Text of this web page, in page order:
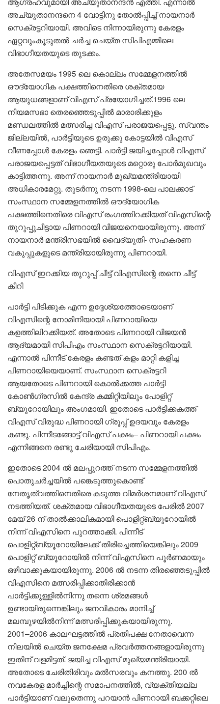
അച്യുതാനന്ദനെ 4 വോട്ടിനു തോൽപ്പിച്ച് നായനാർ
സെക്രട്ടറിയായി. അവിടെ നിന്നായിരുന്നു കേരളം
ഏറ്റവുംകൂടുതൽ ചർച്ച ചെയ്ത സിപിഎമ്മിലെ
വിഭാഗീയതയുടെ തുടക്കം.
അതേസമയം 1995 ലെ കൊല്ലം സമ്മേളനത്തിൽ
ഔദ്യോഗിക പക്ഷത്തിനെതിരെ ശക്തമായ
ആയുധങ്ങളാണ് വിഎസ് പ്രയോഗിച്ചത്.1996 ലെ
നിയമസഭാ തെരഞ്ഞെടുപ്പിൽ മാരാരിക്കുളം
മണ്ഡലത്തിൽ മത്സരിച്ച വിഎസ് പരാജയപ്പെട്ടു. സ്വന്തം
ജില്ലയിൽ, പാർട്ടിയുടെ ഉരുക്കു കോട്ടയിൽ വിഎസ്
വീണപ്പോൾ കേരളം ഞെട്ടി. പാർട്ടി ജയിച്ചപ്പോൾ വിഎസ്
പരാജയപ്പെട്ടത് വിഭാഗീയതയുടെ മറ്റൊരു പോർമുഖവും
കാട്ടിത്തന്നു. അന്ന് നായനാർ മുഖ്യമന്ത്രിയായി
അധികാരമേറ്റു. തുടർന്നു നടന്ന 1998-ലെ പാലക്കാട്
സംസ്ഥാന സമ്മേളനത്തിൽ ഔദ്യോഗിക
പക്ഷത്തിനെതിരെ വിഎസ് രംഗത്തിറക്കിയത് വിഎസിന്റെ
തുറുപ്പുചീട്ടായ പിണറായി വിജയനെയായിരുന്നു. അന്ന്
നായനാർ മന്ത്രിസഭയിൽ വൈദ്യുതി- സഹകരണ
വകുപ്പുകളുടെ മന്ത്രിയായിരുന്നു പിണറായി.
വിഎസ് ഇറക്കിയ തുറുപ്പ് ചീട്ട് വിഎസിന്റെ തന്നെ ചീട്ട്
കീറി
പാർട്ടി പിടിക്കുക എന്ന ഉദ്ദേശ്യത്തോടെയാണ്
വിഎസിന്റെ നോമിനിയായി പിണറായിയെ
കളത്തിലിറക്കിയത്. അതോടെ പിണറായി വിജയൻ
ആദ്യമായി സിപിഎം സംസ്ഥാന സെക്രട്ടറിയായി.
എന്നാൽ പിന്നീട് കേരളം കണ്ടത് കളം മാറ്റി കളിച്ച
പിണറായിയെയാണ്. സംസ്ഥാന സെക്രട്ടറി
ആയതോടെ പിണറായി കൊൽക്കത്ത പാർട്ടി
കോൺഗ്രസിൽ കേന്ദ്ര കമ്മിറ്റിയിലും പോളിറ്റ്
ബ്യൂറോയിലും അംഗമായി. ഇതോടെ പാർട്ടിക്കകത്ത്
വിഎസ് വിരുദ്ധ പിണറായി ഗ്രൂപ്പ് ഉദയവും കേരളം
കണ്ടു. പിന്നീടങ്ങോട്ട് വിഎസ് പക്ഷം– പിണറായി പക്ഷം
എന്നിങ്ങനെ രണ്ടു ചേരിയായി സിപിഎം.
ഇതോടെ 2004 ൽ മലപ്പുറത്ത് നടന്ന സമ്മേളനത്തിൽ
പൊതുചർച്ചയിൽ പങ്കെടുത്തുകൊണ്ട്
നേതൃത്വത്തിനെതിരെ കടുത്ത വിമർശനമാണ് വിഎസ്
നടത്തിയത്. ശക്തമായ വിഭാഗീയതയുടെ പേരിൽ 2007
മേയ് 26 ന് താൽക്കാലികമായി പൊളിറ്റ്ബ്യൂറോയിൽ
നിന്ന് വിഎസിനെ പുറത്താക്കി. പിന്നീട്
പൊളിറ്റ്ബ്യൂറോയിലേക്ക് തിരിച്ചെത്തിയെങ്കിലും 2009
പൊളിറ്റ് ബ്യൂറോയിൽ നിന്ന് വിഎസിനെ പൂർണമായും
ഒഴിവാക്കുകയായിരുന്നു. 2006 ൽ നടന്ന തിരഞ്ഞെടുപ്പിൽ
വിഎസിനെ മത്സരിപ്പിക്കാതിരിക്കാൻ
പാർട്ടിക്കുള്ളിൽനിന്നു തന്നെ ശ്രമങ്ങൾ
ഉണ്ടായിരുന്നെങ്കിലും ജനവികാരം മാനിച്ച്
മലമ്പുഴയിൽനിന്ന് മത്സരിപ്പിക്കുകയായിരുന്നു.
2001–2006 കാലഘട്ടത്തിൽ പ്രതിപക്ഷ നേതാവെന്ന
നിലയിൽ ചെയ്ത ജനക്ഷേമ പ്രവർത്തനങ്ങളായിരുന്നു
ഇതിന് വളമിട്ടത്. ജയിച്ച വിഎസ് മുഖ്യമന്ത്രിയായി.
അതോടെ ചേരിതിരിവും മൽസരവും കനത്തു. 200 ൽ
നവകേരള മാർച്ചിന്റെ സമാപനത്തിൽ, വ്യക്തിയല്ല
പാർട്ടിയാണ് വലുതെന്നു പറയാൻ പിണറായി ബക്കറ്റിലെ